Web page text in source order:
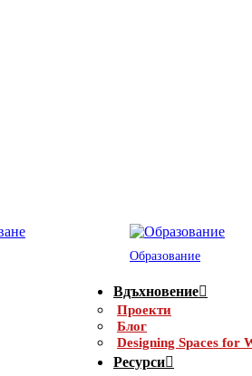
Образование
Вдъхновение
Проекти
Блог
Designing Spaces for
Ресурси